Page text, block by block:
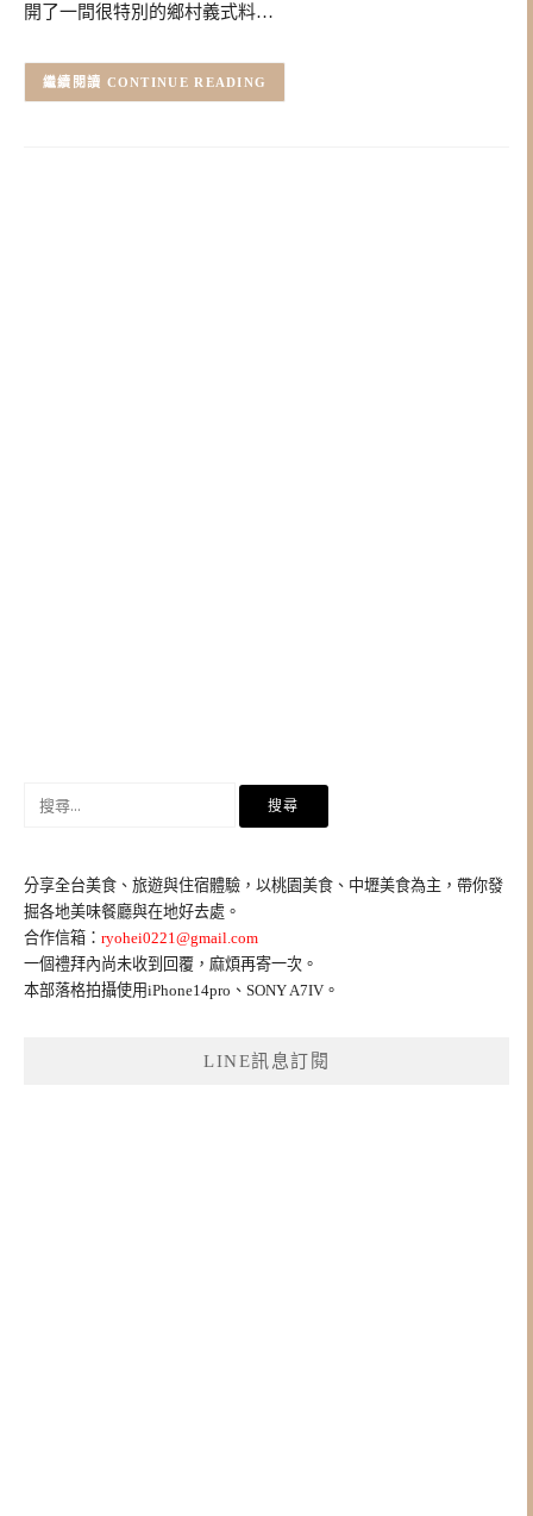
開了一間很特別的鄉村義式料…
CONTINUE READING
字:
分享全台美食、旅遊與住宿體驗，以桃園美食、中壢美食為主，帶你發
掘各地美味餐廳與在地好去處。
合作信箱： ryohei0221@gmail.com
一個禮拜內尚未收到回覆，麻煩再寄一次。
本部落格拍攝使用iPhone14pro、SONY A7IV。
LINE訊息訂閱